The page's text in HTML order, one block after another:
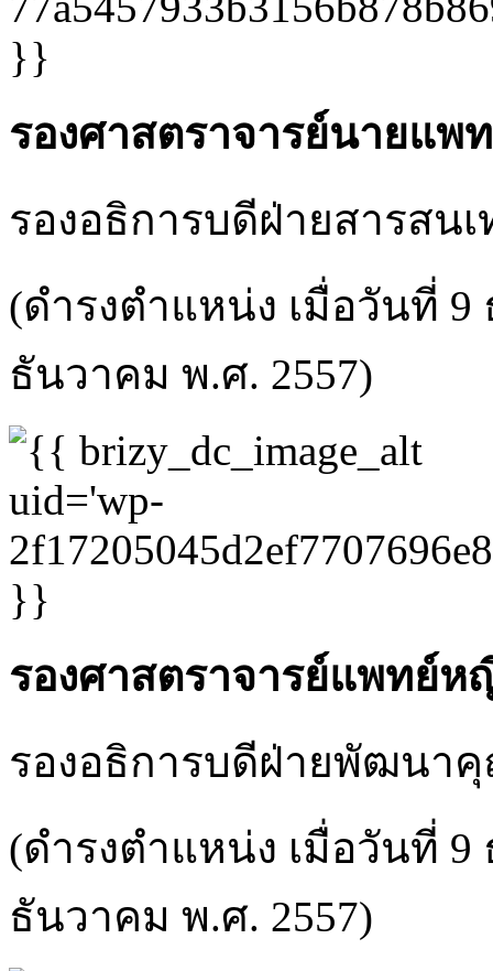
รองศาสตราจารย์นายแพ
รองอธิการบดีฝ่ายสารสน
(ดำรงตำแหน่ง เมื่อวันที่ 9
ธันวาคม พ.ศ. 2557)
รองศาสตราจารย์แพทย์
รองอธิการบดีฝ่ายพัฒนา
(ดำรงตำแหน่ง เมื่อวันที่ 9
ธันวาคม พ.ศ. 2557)